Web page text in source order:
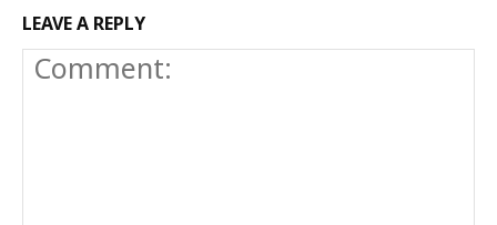
LEAVE A REPLY